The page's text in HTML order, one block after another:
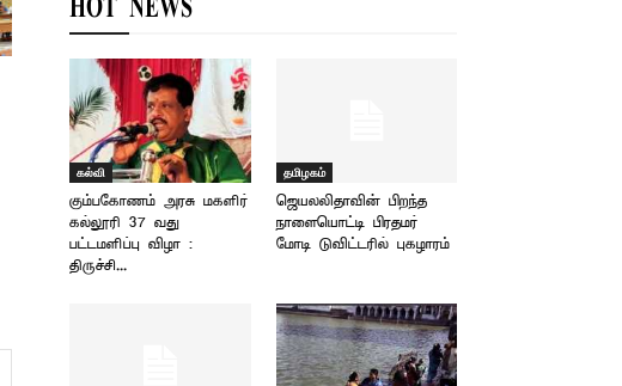
HOT NEWS
கல்வி
கும்பகோணம் அரசு மகளிர்
கல்லூரி 37 வது
பட்டமளிப்பு விழா :
திருச்சி...
தமிழகம்
ஜெயலலிதாவின் பிறந்த
நாளையொட்டி பிரதமர்
மோடி டுவிட்டரில் புகழாரம்